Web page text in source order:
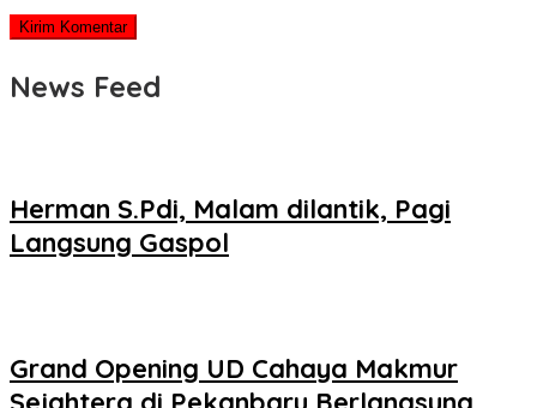
News Feed
Herman S.Pdi, Malam dilantik, Pagi
Langsung Gaspol
Grand Opening UD Cahaya Makmur